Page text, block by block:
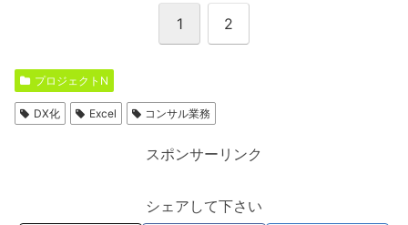
1 2
プロジェクトN
DX化 Excel コンサル業務
スポンサーリンク
シェアして下さい